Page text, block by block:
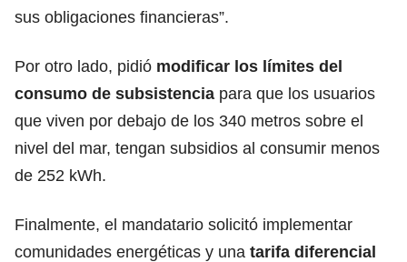
sus obligaciones financieras”.
Por otro lado, pidió modificar los límites del
consumo de subsistencia para que los usuarios
que viven por debajo de los 340 metros sobre el
nivel del mar, tengan subsidios al consumir menos
de 252 kWh.
Finalmente, el mandatario solicitó implementar
comunidades energéticas y una tarifa diferencial